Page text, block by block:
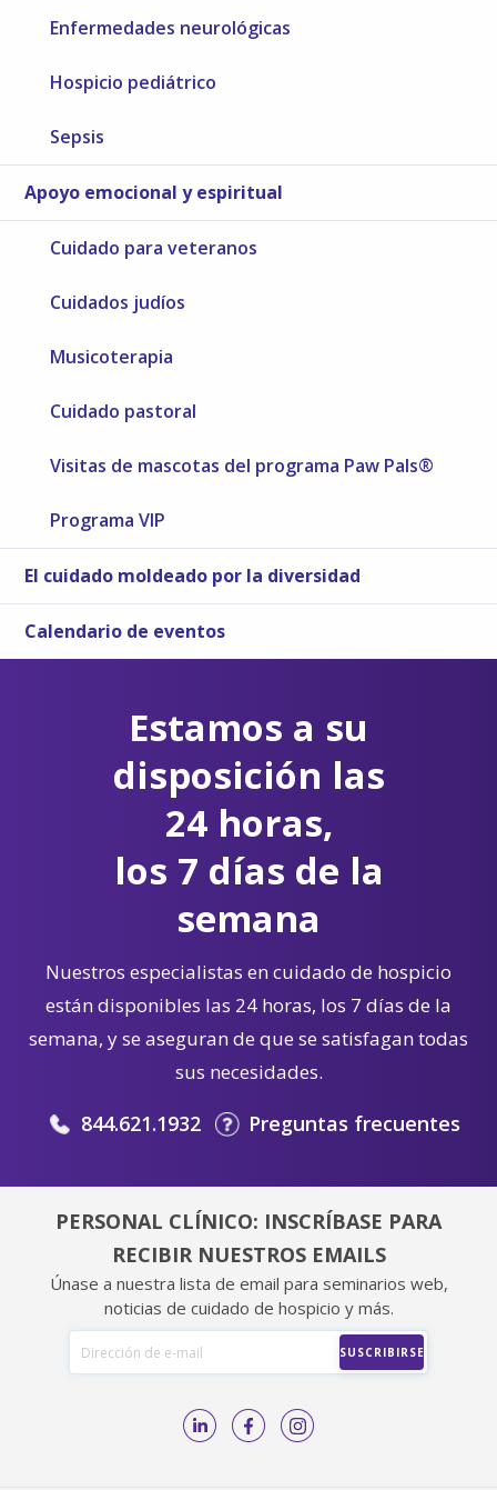
Enfermedades neurológicas
Hospicio pediátrico
Sepsis
Apoyo emocional y espiritual
Cuidado para veteranos
Cuidados judíos
Musicoterapia
Cuidado pastoral
Visitas de mascotas del programa Paw Pals®
Programa VIP
El cuidado moldeado por la diversidad
Calendario de eventos
Estamos a su
disposición las
24 horas,
los 7 días de la
semana
Nuestros especialistas en cuidado de hospicio
están disponibles las 24 horas, los 7 días de la
semana, y se aseguran de que se satisfagan todas
sus necesidades.
844.621.1932 Preguntas frecuentes
PERSONAL CLÍNICO: INSCRÍBASE PARA
RECIBIR NUESTROS EMAILS
Únase a nuestra lista de email para seminarios web,
noticias de cuidado de hospicio y más.